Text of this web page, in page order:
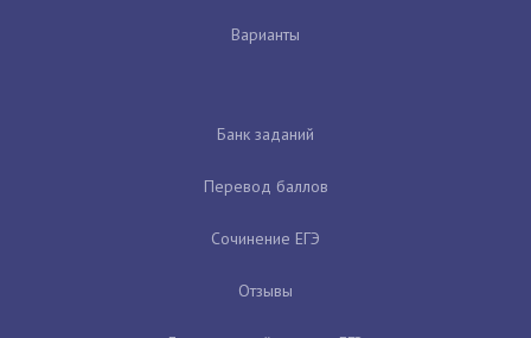
Варианты
Банк заданий
Перевод баллов
Сочинение ЕГЭ
Отзывы